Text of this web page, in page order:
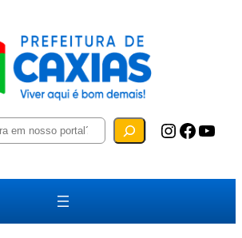
Instagram Facebook YouTube